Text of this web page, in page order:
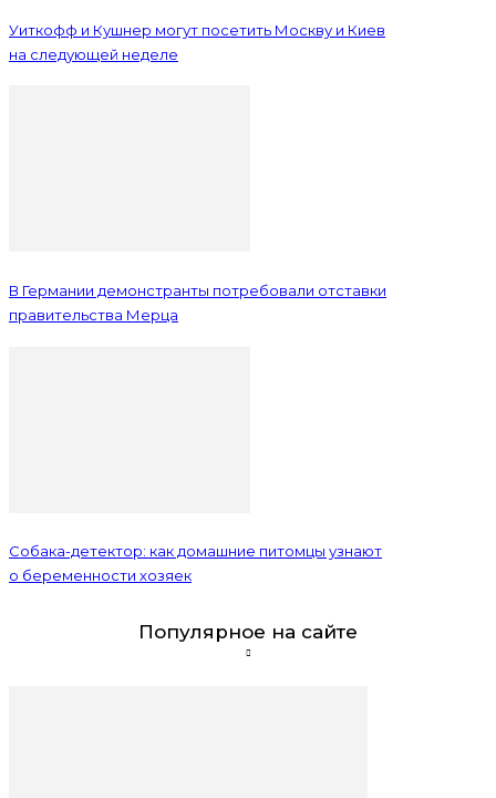
Уиткофф и Кушнер могут посетить Москву и Киев
на следующей неделе
В Германии демонстранты потребовали отставки
правительства Мерца
Собака-детектор: как домашние питомцы узнают
о беременности хозяек
Популярное на сайте